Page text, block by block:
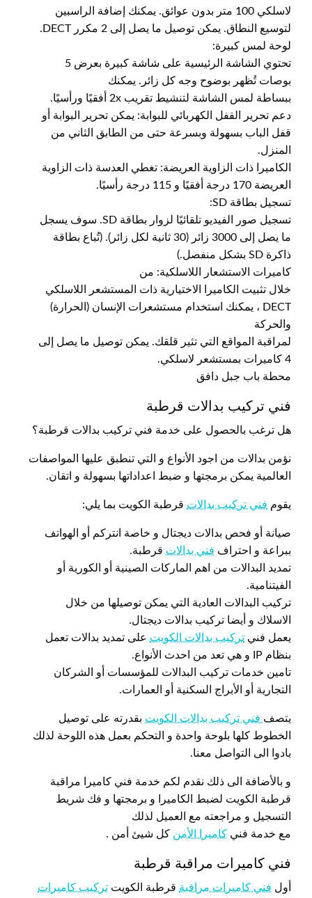
لاسلكي 100 متر بدون عوائق. يمكنك إضافة الراسبين
لتوسيع النطاق. يمكن توصيل ما يصل إلى 2 مكرر DECT.
لوحة لمس كبيرة:
تحتوي الشاشة الرئيسية على شاشة كبيرة بعرض 5
بوصات تُظهر بوضوح وجه كل زائر. يمكنك
ببساطة لمس الشاشة لتنشيط تقريب 2x أفقيًا ورأسيًا.
دعم تحرير القفل الكهربائي للبوابة: يمكن تحرير البوابة أو
قفل الباب بسهولة وبسرعة حتى من الطابق الثاني من
المنزل.
الكاميرا ذات الزاوية العريضة: تغطي العدسة ذات الزاوية
العريضة 170 درجة أفقيًا و 115 درجة رأسيًا.
تسجيل بطاقة SD:
تسجيل صور الفيديو تلقائيًا لزوار بطاقة SD. سوف يسجل
ما يصل إلى 3000 زائر (30 ثانية لكل زائر). (تُباع بطاقة
ذاكرة SD بشكل منفصل.)
كاميرات الاستشعار اللاسلكية: من
خلال تثبيت الكاميرا الاختيارية ذات المستشعر اللاسلكي
DECT ، يمكنك استخدام مستشعرات الإنسان (الحرارة)
والحركة
لمراقبة المواقع التي تثير قلقك. يمكن توصيل ما يصل إلى
4 كاميرات بمستشعر لاسلكي.
محطة باب جبل دافق
فني تركيب بدالات قرطبة
هل ترغب بالحصول على خدمة فني تركيب بدالات قرطبة؟
نؤمن بدالات من اجود الأنواع و التي تنطبق عليها المواصفات
العالمية يمكن برمجتها و ضبط اعداداتها بسهولة و اتقان.
يقوم فني تركيب بدالات قرطبة الكويت بما يلي:
صيانة أو فحص بدالات ديجتال و خاصة انتركم أو الهواتف
ببراعة و احتراف فني بدالات قرطبة.
تمديد البدالات من اهم الماركات الصينية أو الكورية أو
الفيتنامية.
تركيب البدالات العادية التي يمكن توصيلها من خلال
الاسلاك و أيضا تركيب بدالات ديجتال.
يعمل فني تركيب بدالات الكويت على تمديد بدالات تعمل
بنظام IP و هي تعد من احدث الأنواع.
تامين خدمات تركيب البدالات للمؤسسات أو الشركان
التجارية أو الأبراج السكنية أو العمارات.
يتصف فني تركيب بدالات الكويت بقدرته على توصيل
الخطوط كلها بلوحة واحدة و التحكم بعمل هذه اللوحة لذلك
بادوا الى التواصل معنا.
و بالأضافة الى ذلك نقدم لكم خدمة فني كاميرا مراقبة
قرطبة الكويت لضبط الكاميرا و برمجتها و فك شريط
التسجيل و مراجعته مع العميل لذلك
مع خدمة فني كاميرا الأمن كل شيئ أمن .
فني كاميرات مراقبة قرطبة
أول فني كاميرات مراقبة قرطبة الكويت تركيب كاميرات